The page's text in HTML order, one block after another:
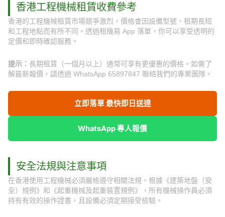
香港工程機械租賃收費參考
香港的工程機械租賃市場競爭激烈，價格會因設備型號、租期長短
和工程地點而有所不同。透過租機易 App 落單，你可以享受透明的
定價和即時確認服務。
提示： 長期租賃（一個月以上）通常可享有更優惠的價格。如需了
解最新報價，請透過 WhatsApp 65897847 聯絡我們的專業團隊。
立即落單 最快即日送達
WhatsApp 專人報價
安全法規與注意事項
在香港使用工程機械必須嚴格遵守相關法規。根據《建築地盤（安
全）規例》和《起重機械及起重裝置規例》，所有機械操作員必須
持有有效的操作證書，且設備必須定期接受檢驗。